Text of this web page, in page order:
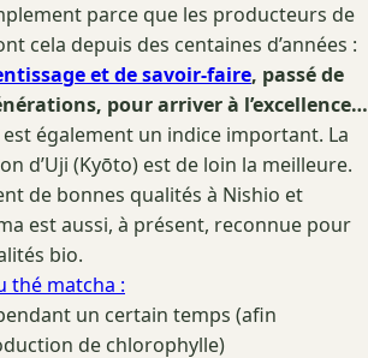
parce que les producteurs de
cela depuis des centaines d’années :
et de savoir-faire, passé de
pour arriver à l’excellence…
est également un indice important. La
d’Uji (Kyōto) est de loin la meilleure.
de bonnes qualités à Nishio et
est aussi, à présent, reconnue pour
bio.
thé matcha :
un certain temps (afin
de chlorophylle)